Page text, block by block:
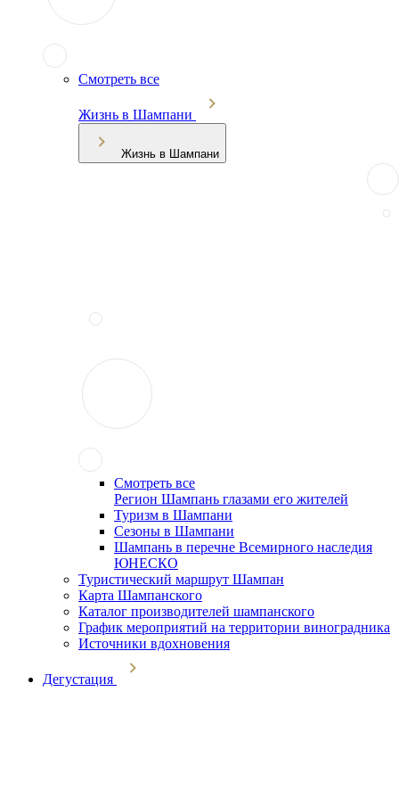
Смотреть все
Жизнь в Шампани
Жизнь в Шампани
Смотреть все
Регион Шампань глазами его жителей
Туризм в Шампани
Сезоны в Шампани
Шампань в перечне Всемирного наследия
ЮНЕСКО
Туристический маршрут Шампан
Карта Шампанского
Каталог производителей шампанского
График мероприятий на территории виноградника
Источники вдохновения
Дегустация